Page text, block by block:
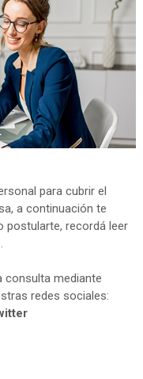
para cubrir el
a continuación te
recordá leer
consulta mediante
redes sociales: